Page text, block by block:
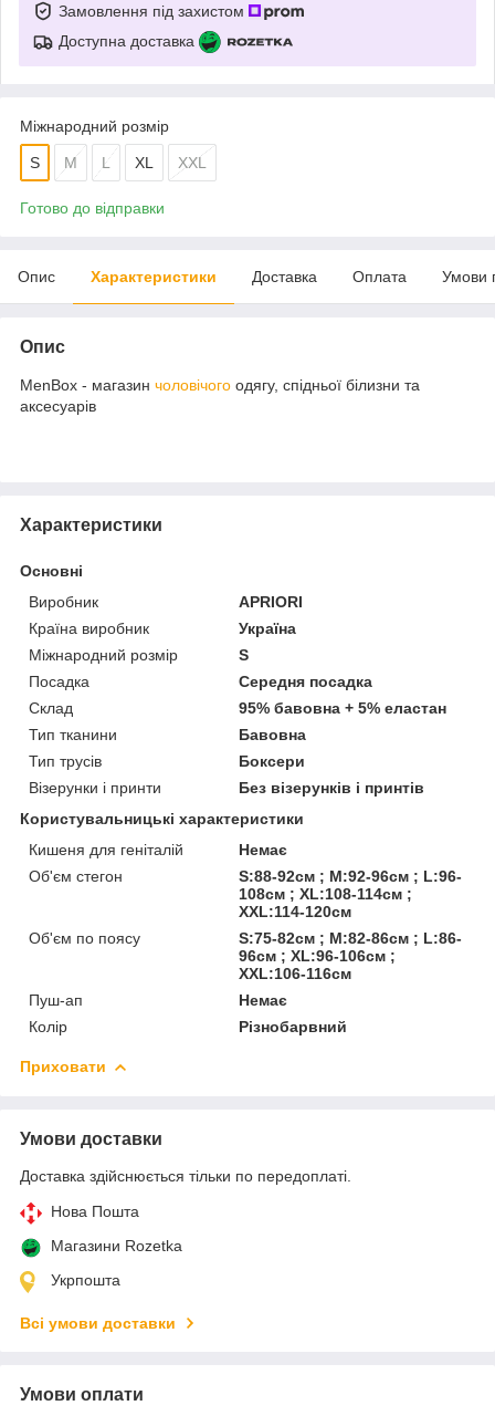
Замовлення під захистом
Доступна доставка
Міжнародний розмір
S M L XL XXL
Готово до відправки
Опис Характеристики Доставка Оплата Умови
Опис
MenBox - магазин чоловічого одягу, спідньої білизни та
аксесуарів
Характеристики
Основні
Виробник
APRIORI
Країна виробник
Україна
Міжнародний розмір
S
Посадка
Середня посадка
Склад
95% бавовна + 5% еластан
Тип тканини
Бавовна
Тип трусів
Боксери
Візерунки і принти
Без візерунків і принтів
Користувальницькі характеристики
Кишеня для геніталій
Немає
Об'єм стегон
S:88-92см ; M:92-96см ; L:96-
108см ; XL:108-114см ;
XXL:114-120см
Об'єм по поясу
S:75-82см ; M:82-86см ; L:86-
96см ; XL:96-106см ;
XXL:106-116см
Пуш-ап
Немає
Колір
Різнобарвний
Приховати
Умови доставки
Доставка здійснюється тільки по передоплаті.
Нова Пошта
Магазини Rozetka
Укрпошта
Всі умови доставки
Умови оплати